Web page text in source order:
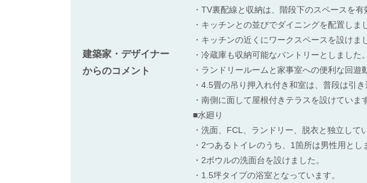
建築家・デザイナー
からのコメント
・TV裏配線と収納は、階段下のスペースを有
・キッチンとの並びでダイニングを配置しま
・キッチンの近くにワークスペースを設けま
・冷蔵庫も収納可能なパントリーとしました。
・ランドリールームと家事室への便利な回遊
・4.5畳の吊り押入れ付き和室は、普段は引
・南側に面して屋根付きテラスを設けていま
■水廻り
・洗面、FCL、ランドリー、脱衣と独立して
・2つあるトイレのうち、1箇所は男性用とし
・2ボウルの洗面台を設けました。
・1.5坪タイプの浴室となっています。